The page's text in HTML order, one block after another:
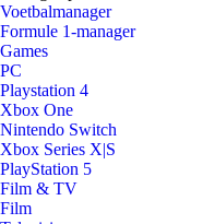
Voetbalmanager
Formule 1-manager
Games
PC
Playstation 4
Xbox One
Nintendo Switch
Xbox Series X|S
PlayStation 5
Film & TV
Film